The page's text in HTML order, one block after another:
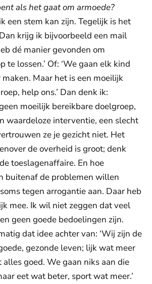
als het gaat om armoede?
een stem kan zijn. Tegelijk is het
krijg ik bijvoorbeeld een mail
dé manier gevonden om
te lossen.’ Of: ‘We gaan elk kind
Maar het is een moeilijk
help ons.’ Dan denk ik:
moeilijk bereikbare doelgroep,
waardeloze interventie, een slecht
ze je gezicht niet. Het
de overheid is groot; denk
toeslagenaffaire. En hoe
buitenaf de problemen willen
tegen arrogantie aan. Daar heb
mee. Ik wil niet zeggen dat veel
geen goede bedoelingen zijn.
dat idee achter van: ‘Wij zijn de
gezonde leven; lijk wat meer
alles goed. We gaan niks aan die
eet wat beter, sport wat meer.’